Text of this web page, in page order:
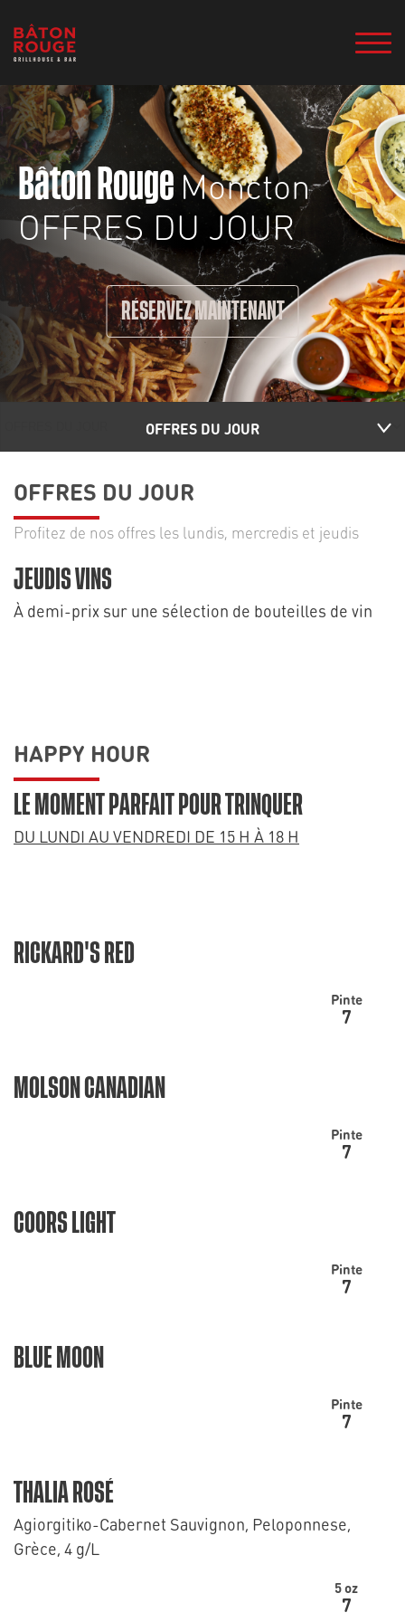
Bâton Rouge Moncton
OFFRES DU JOUR
RÉSERVEZ MAINTENANT
OFFRES DU JOUR
OFFRES DU JOUR
Profitez de nos offres les lundis, mercredis et jeudis
JEUDIS VINS
À demi-prix sur une sélection de bouteilles de vin
HAPPY HOUR
LE MOMENT PARFAIT POUR TRINQUER
DU LUNDI AU VENDREDI DE 15 H À 18 H
RICKARD'S RED
Pinte
7
MOLSON CANADIAN
Pinte
7
COORS LIGHT
Pinte
7
BLUE MOON
Pinte
7
THALIA ROSÉ
Agiorgitiko-Cabernet Sauvignon, Peloponnese,
Grèce, 4 g/L
5 oz
7